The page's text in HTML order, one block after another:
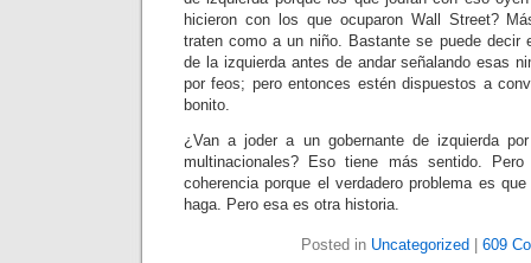
hicieron con los que ocuparon Wall Street?
traten como a un niño. Bastante se puede decir
de la izquierda antes de andar señalando esas
por feos; pero entonces estén dispuestos a
bonito.
¿Van a joder a un gobernante de izquierda
multinacionales? Eso tiene más sentido.
coherencia porque el verdadero problema es
haga. Pero esa es otra historia.
Posted in Uncategorized 609